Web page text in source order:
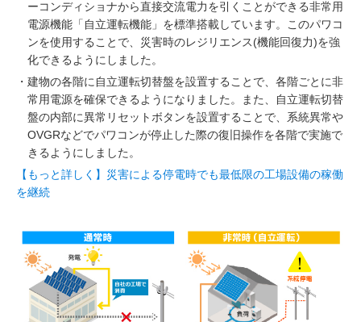
ーコンディショナから直接交流電力を引くことができる非常用
電源機能「自立運転機能」を標準搭載しています。このパワコ
ンを使用することで、災害時のレジリエンス(機能回復力)を強
化できるようにしました。
・ 建物の各階に自立運転切替盤を設置することで、各階ごとに非
常用電源を確保できるようになりました。また、自立運転切替
盤の内部に異常リセットボタンを設置することで、系統異常や
OVGRなどでパワコンが停止した際の復旧操作を各階で実施で
きるようにしました。
【もっと詳しく】災害による停電時でも最低限の工場設備の稼働
を継続